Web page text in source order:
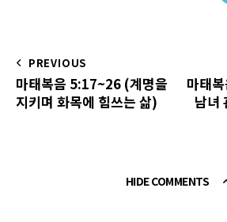
PREVIOUS
마태복음 5:17~26 (계명을
지키며 화목에 힘쓰는 삶)
마태
남녀
HIDE COMMENTS